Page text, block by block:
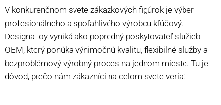
V konkurenčnom svete zákazkových figúrok je výber
profesionálneho a spoľahlivého výrobcu kľúčový.
DesignaToy vyniká ako popredný poskytovateľ služieb
OEM, ktorý ponúka výnimočnú kvalitu, flexibilné služby a
bezproblémový výrobný proces na jednom mieste. Tu je
dôvod, prečo nám zákazníci na celom svete veria: